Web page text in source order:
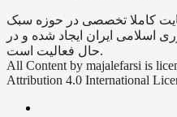
کاملا تخصصی در حوزه سبک
اسلامی ایران ایجاد شده و در
حال فعالیت است.
All Content by majalefarsi is
Attribution 4.0 International